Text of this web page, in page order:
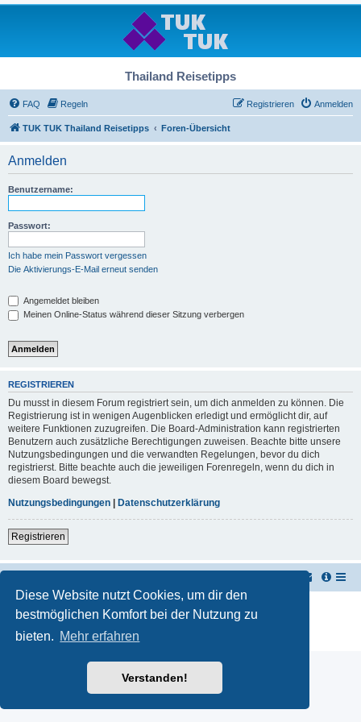
Diese Website nutzt Cookies, um dir den
bestmöglichen Komfort bei der Nutzung zu
bieten. Mehr erfahren
Verstanden!
Thailand Reisetipps
FAQ Regeln Anmelden
Registrieren
TUK TUK Thailand Reisetipps Foren-Übersicht
Anmelden
Benutzername:
Passwort:
Ich habe mein Passwort vergessen
Die Aktivierungs-E-Mail erneut senden
Angemeldet bleiben
Meinen Online-Status während dieser Sitzung verbergen
REGISTRIEREN
Du musst in diesem Forum registriert sein, um dich anmelden zu können. Die
Registrierung ist in wenigen Augenblicken erledigt und ermöglicht dir, auf
weitere Funktionen zuzugreifen. Die Board-Administration kann registrierten
Benutzern auch zusätzliche Berechtigungen zuweisen. Beachte bitte unsere
Nutzungsbedingungen und die verwandten Regelungen, bevor du dich
registrierst. Bitte beachte auch die jeweiligen Forenregeln, wenn du dich in
diesem Board bewegst.
Nutzungsbedingungen
Datenschutzerklärung
Registrieren
Deutsche Übersetzung durchphpBB.de
Datenschutz